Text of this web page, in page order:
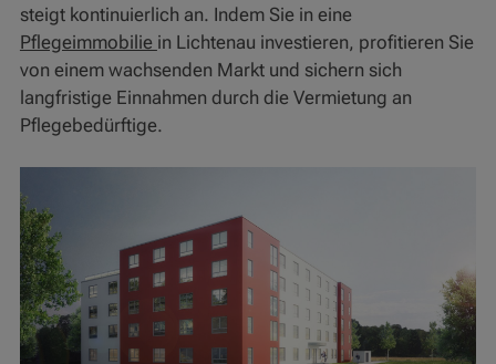
steigt kontinuierlich an. Indem Sie in eine
Pflegeimmobilie in Lichtenau investieren, profitieren Sie
von einem wachsenden Markt und sichern sich
langfristige Einnahmen durch die Vermietung an
Pflegebedürftige.